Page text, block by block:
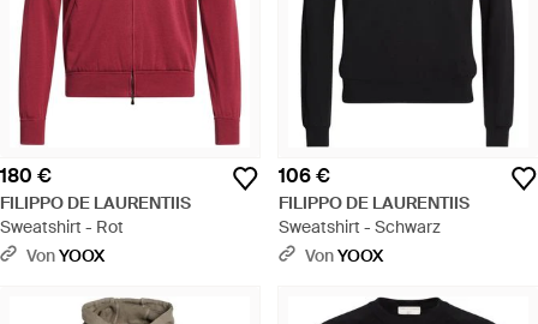
180 €
FILIPPO DE LAURENTIIS
Sweatshirt - Rot
VonYOOX
106 €
FILIPPO DE LAURENTIIS
Sweatshirt - Schwarz
VonYOOX